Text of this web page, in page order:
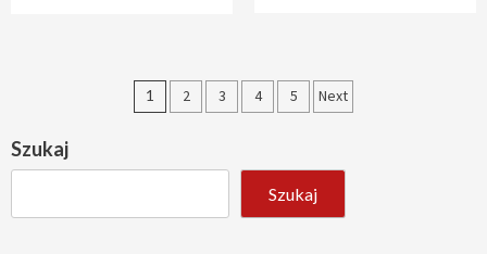
Stronicowanie
1 2 3 4 5 Next
Szukaj
Szukaj